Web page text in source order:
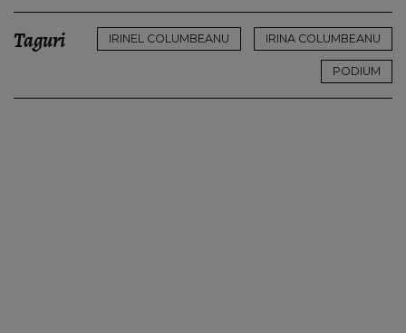
Taguri IRINEL COLUMBEANU IRINA COLUMBEANU
PODIUM